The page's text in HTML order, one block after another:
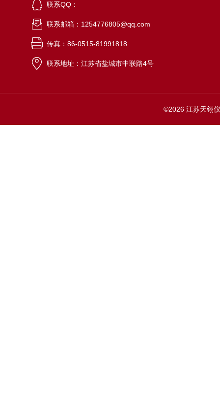
联系QQ：
联系邮箱：1254776805@qq.com
传真：86-0515-81991818
联系地址：江苏省盐城市中联路4号
©2026 江苏天翎